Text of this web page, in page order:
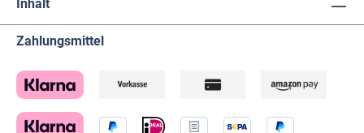
Inhalt
Zahlungsmittel